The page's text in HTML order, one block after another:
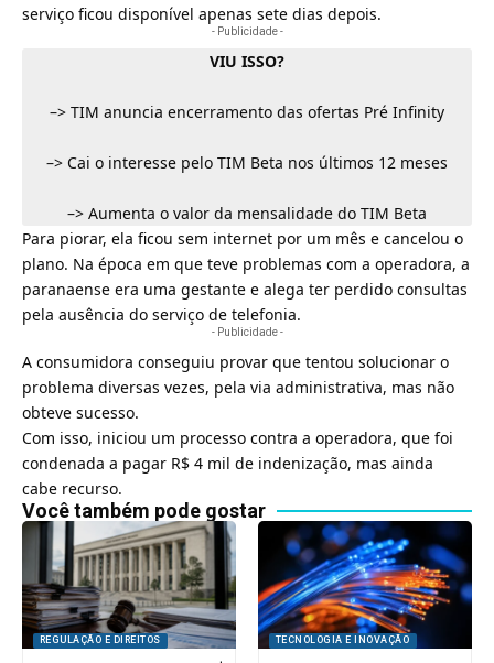
serviço ficou disponível apenas sete dias depois.
- Publicidade -
VIU ISSO?
–> TIM anuncia encerramento das ofertas Pré Infinity
–> Cai o interesse pelo TIM Beta nos últimos 12 meses
–> Aumenta o valor da mensalidade do TIM Beta
Para piorar, ela ficou sem internet por um mês e cancelou o
plano. Na época em que teve problemas com a operadora, a
paranaense era uma gestante e alega ter perdido consultas
pela ausência do serviço de telefonia.
- Publicidade -
A consumidora conseguiu provar que tentou solucionar o
problema diversas vezes, pela via administrativa, mas não
obteve sucesso.
Com isso, iniciou um processo contra a operadora, que foi
condenada a pagar R$ 4 mil de indenização, mas ainda
cabe recurso.
Você também pode gostar
REGULAÇÃO E DIREITOS TECNOLOGIA E INOVAÇÃO